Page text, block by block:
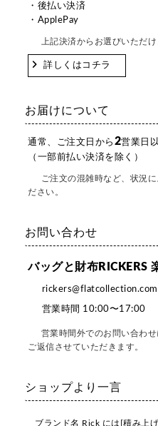
・後払い決済
・ApplePay
上記決済からお選びいただけ
詳しくはコチラ
お届けについて
通常、ご注文日から 2営業日
（一部前払い決済を除く）
ご注文の混雑時など、状況
ださい。
お問い合わせ
バッグと財布RICKERS
rickers@flatcollection.com
営業時間 10:00〜17:00
営業時間外でのお問い合わ
ご返信させていただきます。
ショップより一言
ブランド名 Rick には[積み上